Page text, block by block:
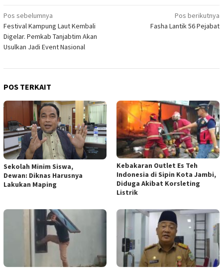
Navigasi
pos
Pos sebelumnya
Festival Kampung Laut Kembali
Digelar. Pemkab Tanjabtim Akan
Usulkan Jadi Event Nasional
Pos berikutnya
Fasha Lantik 56 Pejabat
POS TERKAIT
Sekolah Minim Siswa,
Dewan: Diknas Harusnya
Lakukan Maping
Kebakaran Outlet Es Teh
Indonesia di Sipin Kota Jambi,
Diduga Akibat Korsleting
Listrik